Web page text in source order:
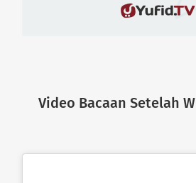
Video Bacaan Setelah